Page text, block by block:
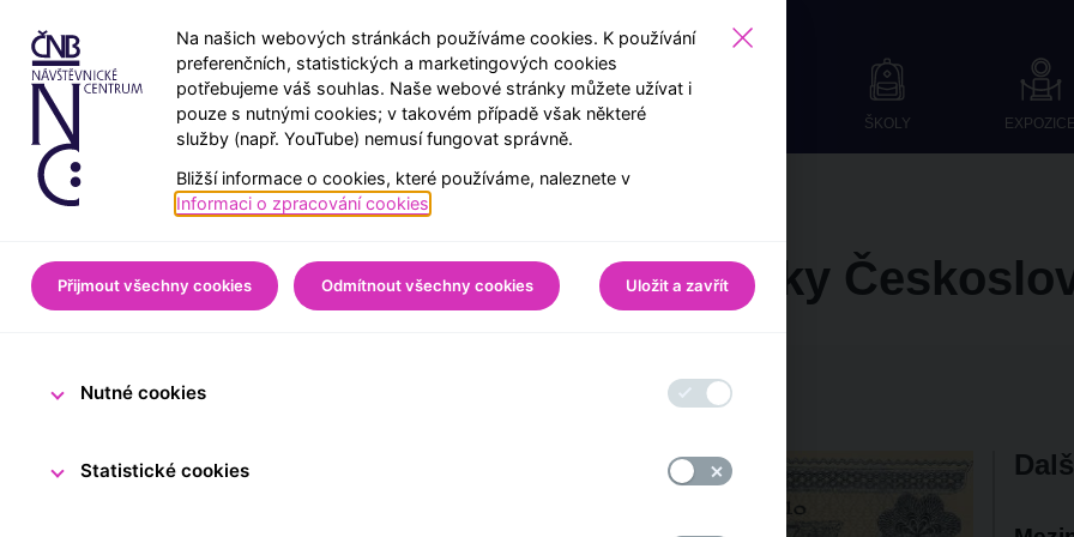
ŠKOLY EXPOZICE
Úvod Pro školy
Legitimace Národní banky
Na našich webových stránkách používáme cookies. K používání
preferenčních, statistických a marketingových cookies
potřebujeme váš souhlas. Naše webové stránky můžete užívat i
pouze s nutnými cookies; v takovém případě však některé
služby (např. YouTube) nemusí fungovat správně.
Bližší informace o cookies, které používáme, naleznete v
Informaci o zpracování cookies
Přijmout všechny cookies Odmítnout všechny cookies Uložit a zavřít
Nutné cookies
Statistické cookies